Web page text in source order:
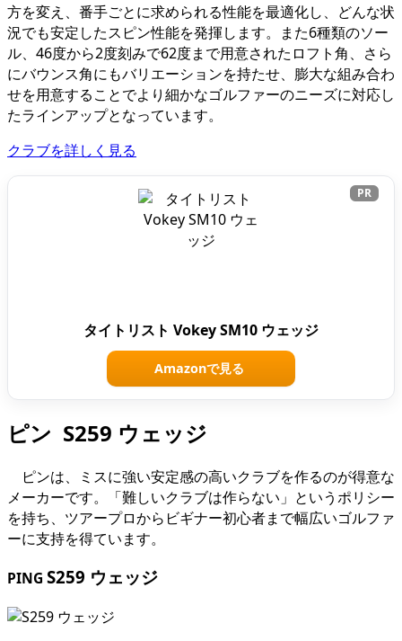
方を変え、番手ごとに求められる性能を最適化し、どんな状
況でも安定したスピン性能を発揮します。また6種類のソー
ル、46度から2度刻みで62度まで用意されたロフト角、さら
にバウンス角にもバリエーションを持たせ、膨大な組み合わ
せを用意することでより細かなゴルファーのニーズに対応し
たラインアップとなっています。
クラブを詳しく見る
PR
タイトリスト Vokey SM10 ウェッジ
Amazonで見る
ピン S259 ウェッジ
ピンは、ミスに強い安定感の高いクラブを作るのが得意な
メーカーです。「難しいクラブは作らない」というポリシー
を持ち、ツアープロからビギナー初心者まで幅広いゴルファ
ーに支持を得ています。
PING S259 ウェッジ